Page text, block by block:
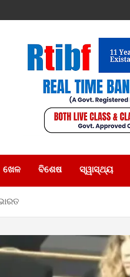
ଖେଳ ବିଶେଷ ସ୍ୱାସ୍ଥ୍ୟ